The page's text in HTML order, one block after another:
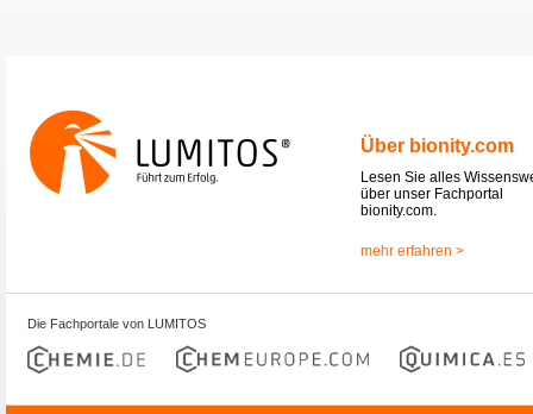
Über bionity.com
Lesen Sie alles
über unser Fachportal
bionity.com.
mehr erfahren >
Die Fachportale von LUMITOS